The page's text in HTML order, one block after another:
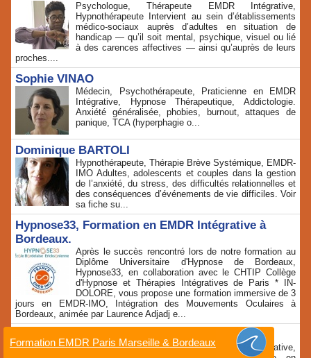
Psychologue, Thérapeute EMDR Intégrative,
Hypnothérapeute Intervient au sein d’établissements
médico‑sociaux auprès d’adultes en situation de
handicap — qu’il soit mental, psychique, visuel ou lié
à des carences affectives — ainsi qu’auprès de leurs
proches....
Sophie VINAO
Médecin, Psychothérapeute, Praticienne en EMDR
Intégrative, Hypnose Thérapeutique, Addictologie.
Anxiété généralisée, phobies, burnout, attaques de
panique, TCA (hyperphagie o...
Dominique BARTOLI
Hypnothérapeute, Thérapie Brève Systémique, EMDR-
IMO Adultes, adolescents et couples dans la gestion
de l’anxiété, du stress, des difficultés relationnelles et
des conséquences d’événements de vie difficiles. Voir
sa fiche su...
Hypnose33, Formation en EMDR Intégrative à
Bordeaux.
Après le succès rencontré lors de notre formation au
Diplôme Universitaire d'Hypnose de Bordeaux,
Hypnose33, en collaboration avec le CHTIP Collège
d'Hypnose et Thérapies Intégratives de Paris * IN-
DOLORE, vous propose une formation immersive de 3
jours en EMDR-IMO, Intégration des Mouvements Oculaires à
Bordeaux, animée par Laurence Adjadj e...
Infirmière IPA, Thérapeute EMDR Intégrative,
Formation EMDR Paris Marseille & Bordeaux